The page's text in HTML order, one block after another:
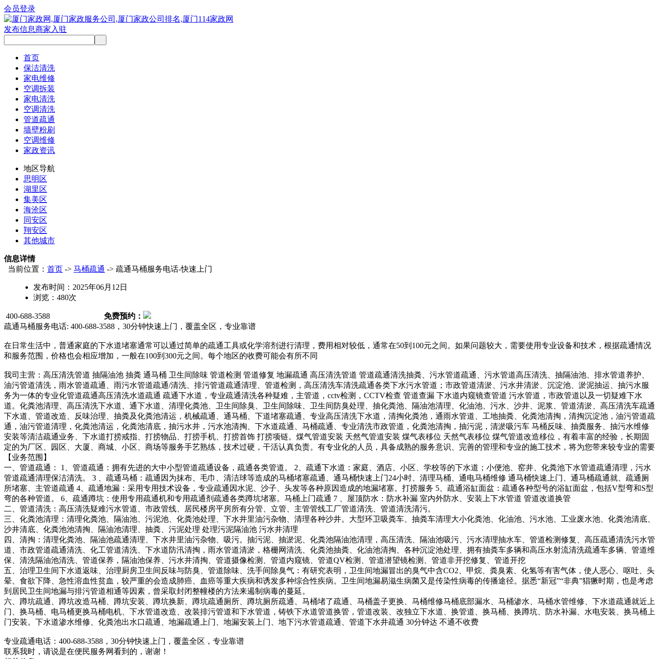
会员登录
发布信息商家入驻
首页
保洁清洗
家电维修
空调拆装
家电清洗
空调清洗
管道疏通
墙壁粉刷
空调维修
家政资讯
地区导航
思明区
湖里区
集美区
海沧区
同安区
翔安区
其他城市
信息详情
当前位置： 首页 -> 马桶疏通 -> 疏通马桶服务电话-快速上门
发布时间： 2025年06月12日
浏览： 480次
400-688-3588
免费预约：
疏通马桶服务电话: 400-688-3588，30分钟快速上门，覆盖全区，专业靠谱
在日常生活中，普通家庭的下水道堵塞通常可以通过简单的疏通工具或化学溶剂进行清理，费用相对较低，通常在50到100元之间。如果问题较大，需要使用专业设备和技术，根据疏通情况
和服务范围，价格也会相应增加，一般在100到300元之间。每个地区的收费可能会有所不同
我司主营：高压清洗管道 抽隔油池 抽粪 通马桶 卫生间除味 管道检测 管道修复 地漏疏通 高压清洗管道 管道疏通清洗抽粪、污水管道疏通、污水管道高压清洗、抽隔油池、排水管道养护、
油污管道清洗，雨水管道疏通、雨污水管道疏通/清洗、排污管道疏通清理、管道检测，高压清洗车清洗疏通各类下水污水管道；市政管道清淤、污水井清淤、沉淀池、淤泥抽运、抽污水服
务为一体的专业化管道疏通高压清洗水道疏通 疏通下水道，专业疏通清洗各种疑难，主管道，cctv检测，CCTV检查 管道查漏 下水道内窥镜查管道 污水管道，市政管道以及一切疑难下水
道。化粪池清理、高压清洗下水道、通下水道、清理化粪池、卫生间除臭、卫生间除味、卫生间防臭处理、抽化粪池、隔油池清理、化油池、污水、沙井、泥浆、管道清淤、高压清洗车疏通
下水道、管道改造、反味治理、抽粪及化粪池清运，机械疏通、通马桶、下道堵塞疏通、专业高压清洗下水道，清掏化粪池，通雨水管道、工地抽粪、化粪池清掏，清掏沉淀池，油污管道疏
通，油污管道清理，化粪池清运，化粪池清底，抽污水井，污水池清掏、下水道疏通、马桶疏通、专业清洗市政管道，化粪池清掏，抽污泥，清淤吸污车 马桶反味、抽粪服务、抽污水维修
安装等清洁疏通业务、下水道打捞戒指、打捞物品、打捞手机、打捞首饰 打捞项链。煤气管道安装 天然气管道安装 煤气表移位 天然气表移位 煤气管道改造移位，有着丰富的经验，长期固
定的为厂区、园区、大厦、商城、小区、商场等服务手艺熟练，技术过硬，干活认真负责。有专业化的人员，具备成熟的服务意识、完善的管理和专业的施工技术，将为您带来较专业的需要
【业务范围】
一、管道疏通： 1、管道疏通：拥有先进的大中小型管道疏通设备，疏通各类管道。 2、疏通下水道：家庭、酒店、小区、学校等的下水道；小便池、窑井、化粪池下水管道疏通清理，污水
管道疏通清理保洁清洗。 3 、疏通马桶：疏通因为抹布、毛巾、清洁球等造成的马桶堵塞疏通、通马桶快速上门24小时、清理马桶、通电马桶维修 通马桶快速上门、通马桶疏通就、疏通厕
所堵塞、主管道疏通 4、疏通地漏：采用专用技术设备，专业疏通因水泥、沙子、头发等各种原因造成的地漏堵塞。打捞服务 5、疏通浴缸面盆：疏通各种型号的浴缸面盆，包括V型弯和S型
弯的各种管道。 6、疏通蹲坑：使用专用疏通机和专用疏通剂疏通各类蹲坑堵塞。马桶上门疏通 7 、屋顶防水：防水补漏 室内外防水、安装上下水管道 管道改道换管
二、管道清洗：高压清洗疑难污水管道、市政管线、居民楼房平房所有分管、立管、主管管线工厂管道清洗、管道清洗清污。
三、化粪池清理：清理化粪池、隔油池、污泥池、化粪池处理、下水井里油污杂物、清理各种沙井。大型环卫吸粪车、抽粪车清理大小化粪池、化油池、污水池、工业废水池、化粪池清底、
沙井清底、化粪池池清掏、隔油池清理、抽粪、污泥处理 处理污泥隔油池 污水井清理
四、清掏：清理化粪池、隔油池疏通清理、下水井里油污杂物、吸污。抽污泥、抽淤泥、化粪池隔油池清理，高压清洗、隔油池吸污、污水清理抽水车、管道检测修复、高压疏通清洗污水管
道、市政管道疏通清洗、化工管道清洗、下水道防汛清掏，雨水管道清淤，格栅网清洗、化粪池抽粪、化油池清掏、各种沉淀池处理、拥有抽粪车多辆和高压水射流清洗疏通车多辆、管道维
保、清洗隔油池清洗、管道保养，隔油池保养、污水井清掏、管道摄像检测、管道内窥镜、管道QV检测、管道潜望镜检测、管道非开挖修复、管道开挖
五、治理卫生间下水道返味、治理厨房卫生间反味与防臭、管道除味、洗手间除臭气：有研究表明，卫生间地漏冒出的臭气中含CO2、甲烷、粪臭素、化氢等有害气体，使人恶心、呕吐、头
晕、食欲下降、急性溶血性贫血，较严重的会造成肺癌、血癌等重大疾病和诱发多种综合性疾病。卫生间地漏易滋生病菌又是传染性病毒的传播途径。据悉“新冠”“非典”猖獗时期，也是考虑
到居民卫生间地漏与排污管道相通等因素，曾采取封闭整幢楼的方法来遏制病毒的蔓延。
六、蹲坑疏通、蹲坑改造马桶、蹲坑安装、蹲坑换新、蹲坑疏通厕所、蹲坑厕所疏通、马桶堵了疏通、马桶盖子更换、马桶维修马桶底部漏水、马桶渗水、马桶水管维修、下水道疏通就近上
门、换马桶、电马桶更换马桶电机、下水管道改造、改装排污管道和下水管道，铸铁下水道管道换管，管道改装、改独立下水道、换管道、换马桶、换蹲坑、防水补漏、水电安装、换马桶上
门安装。下水道渗水维修、化粪池出水口疏通、地漏疏通上门、地漏安装上门、地下污水管道疏通、管道下水井疏通 30分钟达 不通不收费
专业疏通电话：400-688-3588，30分钟快速上门，覆盖全区，专业靠谱
联系我时，请说是在便民服务网看到的，谢谢！